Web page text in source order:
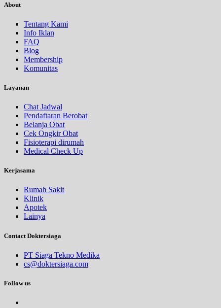
About
Tentang Kami
Info Iklan
FAQ
Blog
Membership
Komunitas
Layanan
Chat Jadwal
Pendaftaran Berobat
Belanja Obat
Cek Ongkir Obat
Fisioterapi dirumah
Medical Check Up
Kerjasama
Rumah Sakit
Klinik
Apotek
Lainya
Contact Doktersiaga
PT Siaga Tekno Medika
cs@doktersiaga.com
Follow us